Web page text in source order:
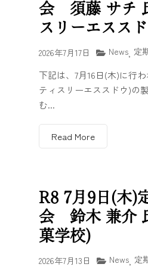
会 須藤 サチ
スリーエスス
2026年7月17日 News 定
下記は、7月16日(木)に行
ティスリーエススドウ)の
む...
Read More
R8 7月9日(木)
会 鈴木 兼介
菓学校)
2026年7月13日 News 定